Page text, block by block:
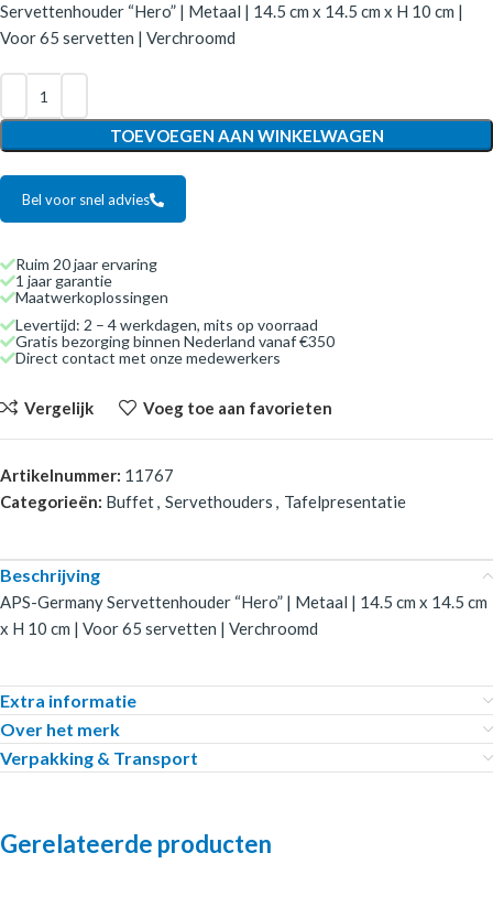
Servettenhouder “Hero” | Metaal | 14.5 cm x 14.5 cm x H 10 cm |
Voor 65 servetten | Verchroomd
TOEVOEGEN AAN WINKELWAGEN
Bel voor snel advies
Ruim 20 jaar ervaring
1 jaar garantie
Maatwerkoplossingen
Levertijd: 2 – 4 werkdagen, mits op voorraad
Gratis bezorging binnen Nederland vanaf €350
Direct contact met onze medewerkers
Vergelijk Voeg toe aan favorieten
Artikelnummer: 11767
Categorieën: Buffet, Servethouders , Tafelpresentatie
Beschrijving
APS-Germany Servettenhouder “Hero” | Metaal | 14.5 cm x 14.5 cm
x H 10 cm | Voor 65 servetten | Verchroomd
Extra informatie
Over het merk
Verpakking & Transport
Gerelateerde producten